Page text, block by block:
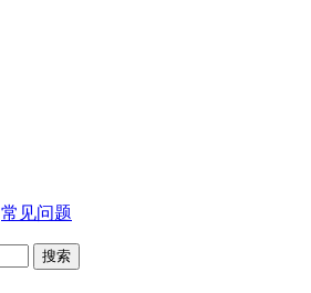
常见问题
搜索